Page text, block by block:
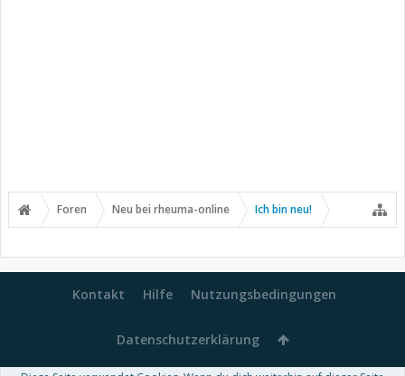
Foren Neu bei rheuma-online Ich bin neu!
Kontakt Hilfe Nutzungsbedingungen
Datenschutzerklärung